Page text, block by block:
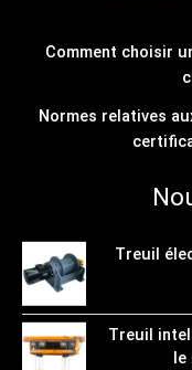
Comment choisir
Normes relatives
Treuil
Treuil